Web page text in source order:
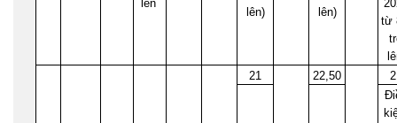
lên
lên)
lên)
từ
21 22,50